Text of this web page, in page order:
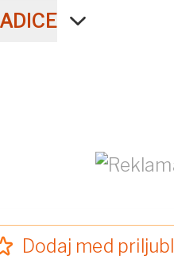
Dodaj med